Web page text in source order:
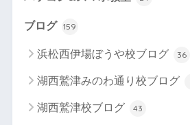
ブログ 159
浜松西伊場ぼうや校ブログ 36
湖西鷲津みのわ通り校ブログ
湖西鷲津校ブログ 43